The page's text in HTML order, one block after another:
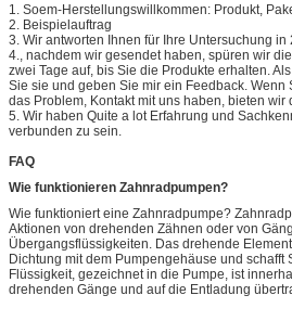
1. Soem-Herstellungswillkommen: Produkt,
2. Beispielauftrag
3. Wir antworten Ihnen für Ihre Untersuchung in
4., nachdem wir gesendet haben, spüren wir
zwei Tage auf, bis Sie die Produkte erhalten.
Sie sie und geben Sie mir ein Feedback.
das Problem, Kontakt mit uns haben, bieten
5. Wir haben Quite a lot Erfahrung und
verbunden zu sein.
FAQ
Wie funktionieren Zahnradpumpen?
Wie funktioniert eine Zahnradpumpe?
Aktionen von drehenden Zähnen oder von
Übergangsflüssigkeiten. Das drehende
Dichtung mit dem Pumpengehäuse und schafft
Flüssigkeit, gezeichnet in die Pumpe, ist
drehenden Gänge und auf die Entladung